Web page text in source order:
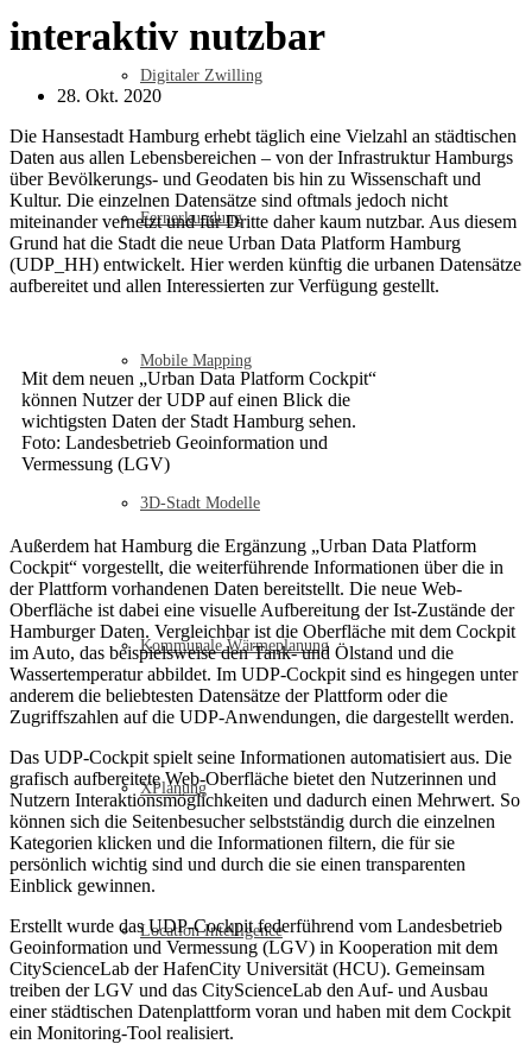
Digitaler Zwilling
Fernerkundung
Mobile Mapping
3D-Stadt Modelle
Kommunale Wärmeplanung
XPlanung
Location Intelligence
interaktiv nutzbar
28. Okt. 2020
Die Hansestadt Hamburg erhebt täglich eine Vielzahl an städtischen
Daten aus allen Lebensbereichen – von der Infrastruktur Hamburgs
über Bevölkerungs- und Geodaten bis hin zu Wissenschaft und
Kultur. Die einzelnen Datensätze sind oftmals jedoch nicht
miteinander vernetzt und für Dritte daher kaum nutzbar. Aus diesem
Grund hat die Stadt die neue Urban Data Platform Hamburg
(UDP_HH) entwickelt. Hier werden künftig die urbanen Datensätze
aufbereitet und allen Interessierten zur Verfügung gestellt.
Mit dem neuen „Urban Data Platform Cockpit“
können Nutzer der UDP auf einen Blick die
wichtigsten Daten der Stadt Hamburg sehen.
Foto: Landesbetrieb Geoinformation und
Vermessung (LGV)
Außerdem hat Hamburg die Ergänzung „Urban Data Platform
Cockpit“ vorgestellt, die weiterführende Informationen über die in
der Plattform vorhandenen Daten bereitstellt. Die neue Web-
Oberfläche ist dabei eine visuelle Aufbereitung der Ist-Zustände der
Hamburger Daten. Vergleichbar ist die Oberfläche mit dem Cockpit
im Auto, das beispielsweise den Tank- und Ölstand und die
Wassertemperatur abbildet. Im UDP-Cockpit sind es hingegen unter
anderem die beliebtesten Datensätze der Plattform oder die
Zugriffszahlen auf die UDP-Anwendungen, die dargestellt werden.
Das UDP-Cockpit spielt seine Informationen automatisiert aus. Die
grafisch aufbereitete Web-Oberfläche bietet den Nutzerinnen und
Nutzern Interaktionsmöglichkeiten und dadurch einen Mehrwert. So
können sich die Seitenbesucher selbstständig durch die einzelnen
Kategorien klicken und die Informationen filtern, die für sie
persönlich wichtig sind und durch die sie einen transparenten
Einblick gewinnen.
Erstellt wurde das UDP-Cockpit federführend vom Landesbetrieb
Geoinformation und Vermessung (LGV) in Kooperation mit dem
CityScienceLab der HafenCity Universität (HCU). Gemeinsam
treiben der LGV und das CityScienceLab den Auf- und Ausbau
einer städtischen Datenplattform voran und haben mit dem Cockpit
ein Monitoring-Tool realisiert.